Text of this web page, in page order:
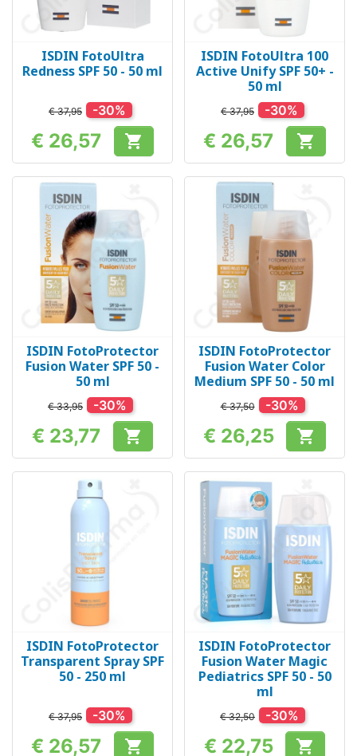
ISDIN FotoUltra
Redness SPF 50 - 50 ml
€ 37,95 -30%
Prijs
€ 26,57 
ISDIN FotoUltra 100
Active Unify SPF 50+ -
50 ml
€ 37,95 -30%
Prijs
€ 26,57 
ISDIN FotoProtector
Fusion Water SPF 50 -
50 ml
€ 33,95 -30%
Prijs
€ 23,77 
ISDIN FotoProtector
Fusion Water Color
Medium SPF 50 - 50 ml
€ 37,50 -30%
Prijs
€ 26,25 
ISDIN FotoProtector
Transparent Spray SPF
50 - 250 ml
€ 37,95 -30%
€ 26,57 
ISDIN FotoProtector
Fusion Water Magic
Pediatrics SPF 50 - 50
ml
€ 32,50 -30%
€ 22,75 